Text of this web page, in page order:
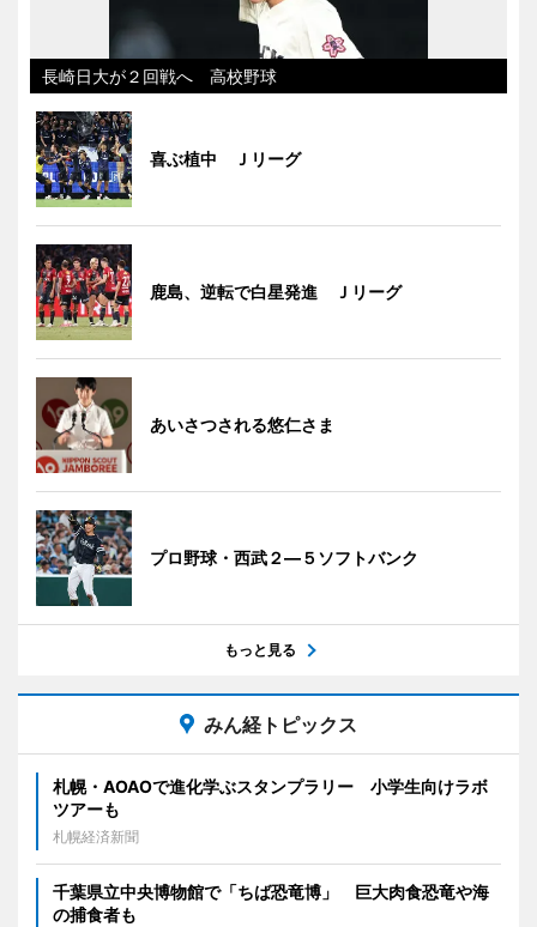
長崎日大が２回戦へ 高校野球
喜ぶ植中 Ｊリーグ
鹿島、逆転で白星発進 Ｊリーグ
あいさつされる悠仁さま
プロ野球・西武２―５ソフトバンク
もっと見る
みん経トピックス
札幌・AOAOで進化学ぶスタンプラリー 小学生向けラボ
ツアーも
札幌経済新聞
千葉県立中央博物館で「ちば恐竜博」 巨大肉食恐竜や海
の捕食者も